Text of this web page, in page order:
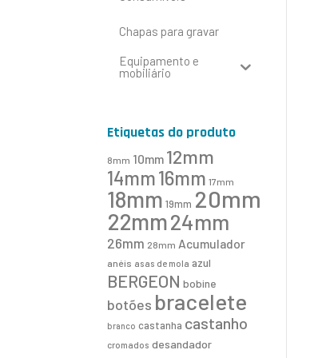
Chapas para gravar
Equipamento e
mobiliário
Etiquetas do produto
8mm 10mm 12mm
14mm16mm 17mm
18mm 19mm 20mm
22mm24mm
26mm 28mm Acumulador
anéis asas de mola azul
BERGEON bobine
botões bracelete
branco castanha castanho
cromados desandador